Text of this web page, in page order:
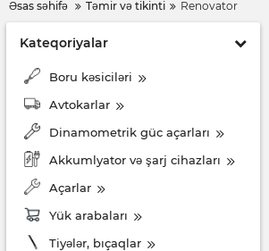
Əsas səhifə Təmir və tikinti Renovator
Kateqoriyalar
Boru kəsiciləri
Avtokarlar
Dinamometrik güc açarları
Akkumlyator və şarj cihazları
Açarlar
Yük arabaları
Tiyələr, bıçaqlar